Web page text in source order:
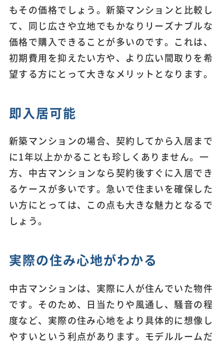
もその価格でしょう。新築マンションと比較し
て、同じ広さや立地でもかなりリーズナブルな
価格で購入できることが多いのです。これは、
初期費用を抑えたい方や、より広い間取りを希
望する方にとって大きなメリットとなります。
即入居可能
新築マンションの場合、契約してから入居まで
に1年以上かかることも珍しくありません。一
方、中古マンションなら契約後すぐに入居でき
るケースが多いです。急いで住まいを確保した
い方にとっては、この点も大きな魅力となるで
しょう。
実際の住み心地がわかる
中古マンションは、実際に人が住んでいた物件
です。そのため、日当たりや風通し、騒音の程
度など、実際の住み心地をより具体的に想像し
やすいという利点があります。モデルルームだ